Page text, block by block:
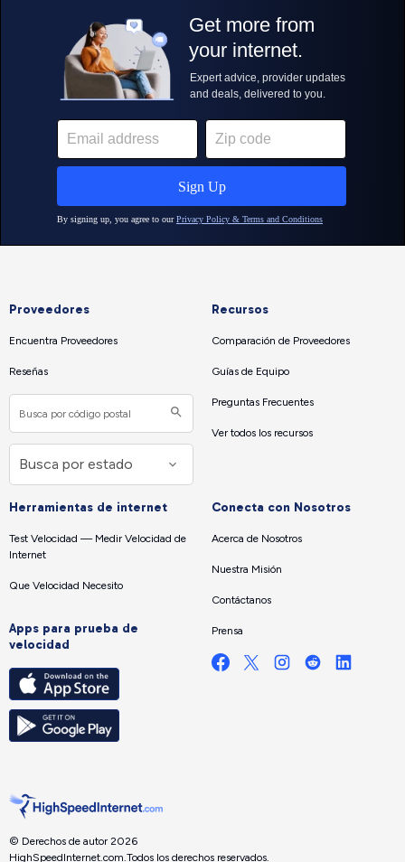
Proveedores
Encuentra Proveedores
Reseñas
Recursos
Comparación de Proveedores
Guías de Equipo
Preguntas Frecuentes
Ver todos los recursos
Herramientas de internet
Test Velocidad — Medir Velocidad de
Internet
Que Velocidad Necesito
Apps para prueba de
velocidad
Conecta con Nosotros
Acerca de Nosotros
Nuestra Misión
Contáctanos
Prensa
© Derechos de autor 2026
HighSpeedInternet.com. Todos los derechos reservados.